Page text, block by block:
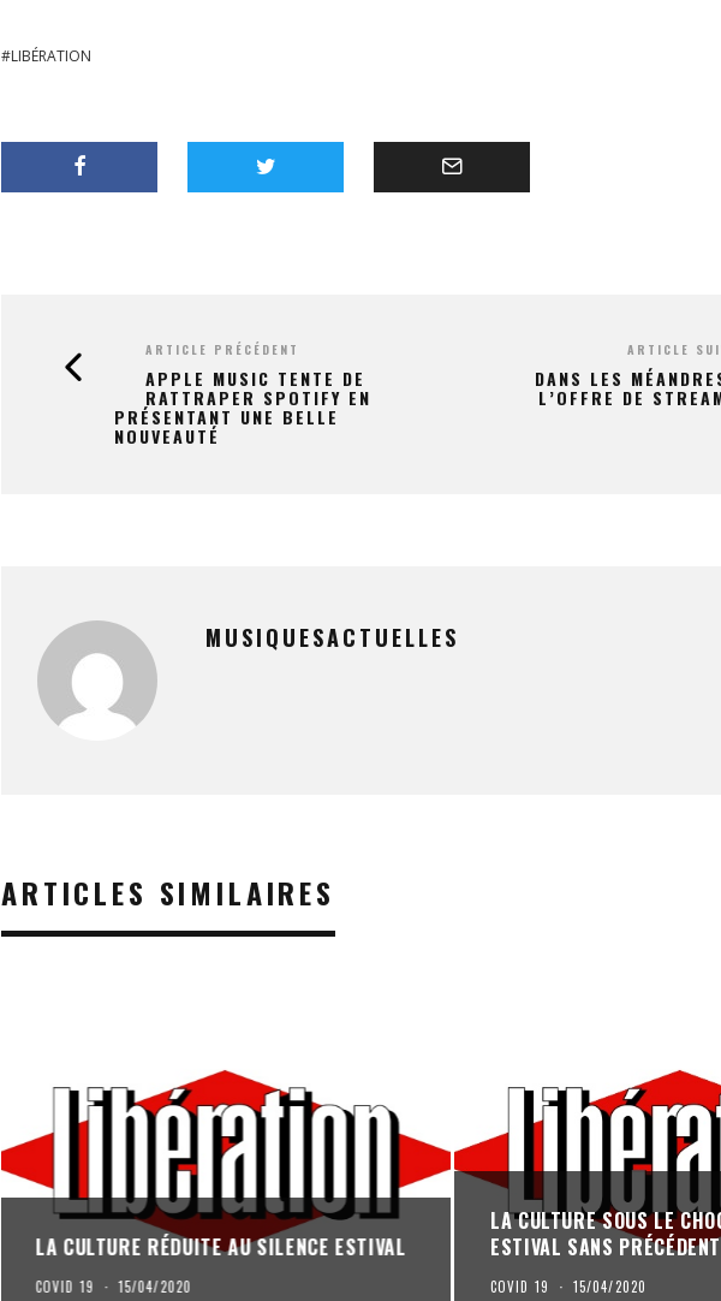
LIBÉRATION
ARTICLE PRÉCÉDENT
APPLE MUSIC TENTE DE
RATTRAPER SPOTIFY EN
PRÉSENTANT UNE BELLE
NOUVEAUTÉ
ARTICLE
DANS LES
L’OFFRE DE
MUSIQUESACTUELLES
ARTICLES SIMILAIRES
LA CULTURE RÉDUITE AU SILENCE ESTIVAL
COVID 19 · 15/04/2020
LA CULTURE SOUS LE
ESTIVAL SANS PRÉCÉDENT
COVID 19 · 15/04/2020